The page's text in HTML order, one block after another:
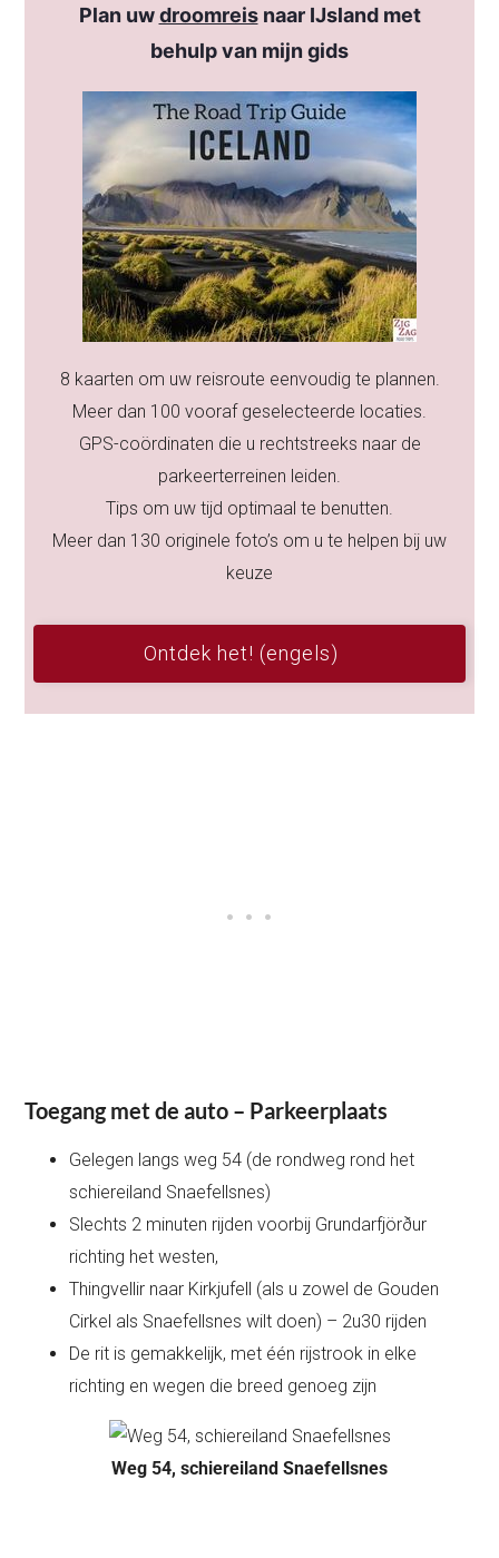
Plan uwdroomreisnaar IJsland met
behulp van mijn gids
8 kaarten om uw reisroute eenvoudig te plannen.
Meer dan 100 vooraf geselecteerde locaties.
GPS-coördinaten die u rechtstreeks naar de
parkeerterreinen leiden.
Tips om uw tijd optimaal te benutten.
Meer dan 130 originele foto’s om u te helpen bij uw
keuze
Ontdek het! (engels)
Toegang met de auto – Parkeerplaats
Gelegen langs weg 54 (de rondweg rond het
schiereiland Snaefellsnes)
Slechts 2 minuten rijden voorbij Grundarfjörður
richting het westen,
Thingvellir naar Kirkjufell (als u zowel de Gouden
Cirkel als Snaefellsnes wilt doen) – 2u30 rijden
De rit is gemakkelijk, met één rijstrook in elke
richting en wegen die breed genoeg zijn
Weg 54, schiereiland Snaefellsnes